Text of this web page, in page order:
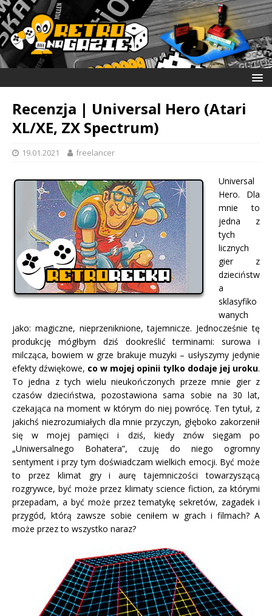
Recenzja | Universal Hero (Atari
XL/XE, ZX Spectrum)
19.01.2021 freelancer
Universal
Hero. Dla
mnie to
jedna z
tych
licznych
gier z
dzieciństw
a
sklasyfiko
wanych
jako: magiczne, nieprzeniknione, tajemnicze. Jednocześnie tę
produkcję mógłbym dziś dookreślić terminami: surowa i
milcząca, bowiem w grze brakuje muzyki – usłyszymy jedynie
efekty dźwiękowe, co w mojej opinii tylko dodaje jej uroku.
To jedna z tych wielu nieukończonych przeze mnie gier z
czasów dzieciństwa, pozostawiona sama sobie na 30 lat,
czekająca na moment w którym do niej powrócę. Ten tytuł, z
jakichś niezrozumiałych dla mnie przyczyn, głęboko zakorzenił
się w mojej pamięci i dziś, kiedy znów sięgam po
„Uniwersalnego Bohatera”, czuję do niego ogromny
sentyment i przy tym doświadczam wielkich emocji. Być może
to przez klimat gry i aurę tajemniczości towarzyszącą
rozgrywce, być może przez klimaty science fiction, za którymi
przepadam, a być może przez tematykę sekretów, zagadek i
przygód, którą zawsze sobie ceniłem w grach i filmach? A
może przez to wszystko naraz?